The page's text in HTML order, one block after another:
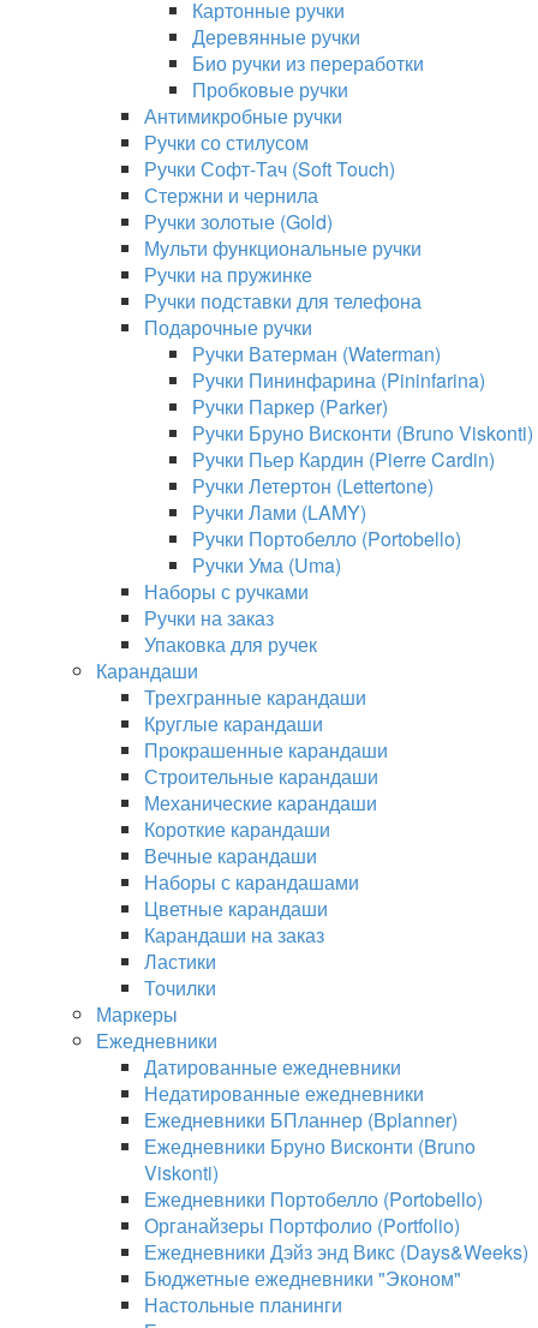
Картонные ручки
Деревянные ручки
Био ручки из переработки
Пробковые ручки
Антимикробные ручки
Ручки со стилусом
Ручки Софт-Тач (Soft Touch)
Стержни и чернила
Ручки золотые (Gold)
Мульти функциональные ручки
Ручки на пружинке
Ручки подставки для телефона
Подарочные ручки
Ручки Ватерман (Waterman)
Ручки Пининфарина (Pininfarina)
Ручки Паркер (Parker)
Ручки Бруно Висконти (Bruno Viskonti)
Ручки Пьер Кардин (Pierre Cardin)
Ручки Летертон (Lettertone)
Ручки Лами (LAMY)
Ручки Портобелло (Portobello)
Ручки Ума (Uma)
Наборы с ручками
Ручки на заказ
Упаковка для ручек
Карандаши
Трехгранные карандаши
Круглые карандаши
Прокрашенные карандаши
Строительные карандаши
Механические карандаши
Короткие карандаши
Вечные карандаши
Наборы с карандашами
Цветные карандаши
Карандаши на заказ
Ластики
Точилки
Маркеры
Ежедневники
Датированные ежедневники
Недатированные ежедневники
Ежедневники БПланнер (Bplanner)
Ежедневники Бруно Висконти (Bruno
Viskonti)
Ежедневники Портобелло (Portobello)
Органайзеры Портфолио (Portfolio)
Ежедневники Дэйз энд Викс (Days&Weeks)
Бюджетные ежедневники "Эконом"
Настольные планинги